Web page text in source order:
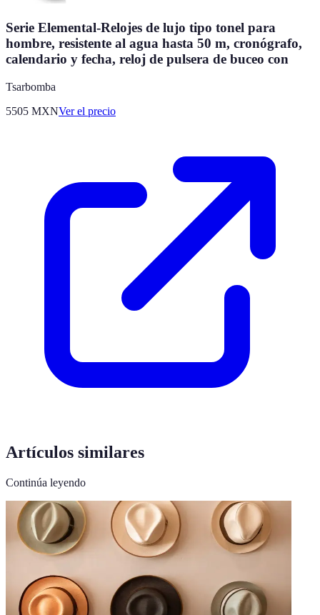
Serie Elemental-Relojes de lujo tipo tonel para
hombre, resistente al agua hasta 50 m, cronógrafo,
calendario y fecha, reloj de pulsera de buceo con
Tsarbomba
5505 MXNVer el precio
Artículos similares
Continúa leyendo